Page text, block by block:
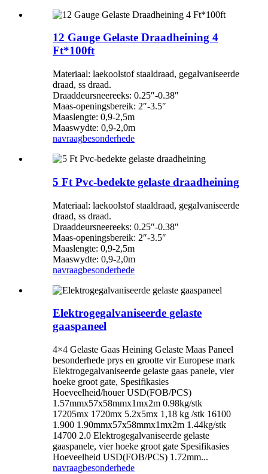
12 Gauge Gelaste Draadheining 4
Ft*100ft
Materiaal: laekoolstof staaldraad, gegalvaniseerde
draad, ss draad.
Draaddeursneereeks: 0.25″-0.38″
Maas-openingsbereik: 2″-3.5″
Maaslengte: 0,9-2,5m
Maaswydte: 0,9-2,0m
navraagbesonderhede
5 Ft Pvc-bedekte gelaste draadheining
Materiaal: laekoolstof staaldraad, gegalvaniseerde
draad, ss draad.
Draaddeursneereeks: 0.25″-0.38″
Maas-openingsbereik: 2″-3.5″
Maaslengte: 0,9-2,5m
Maaswydte: 0,9-2,0m
navraagbesonderhede
Elektrogegalvaniseerde gelaste
gaaspaneel
4×4 Gelaste Gaas Heining Gelaste Maas Paneel
besonderhede prys en grootte vir Europese mark
Elektrogegalvaniseerde gelaste gaas panele, vier
hoeke groot gate, Spesifikasies
Hoeveelheid/houer USD(FOB/PCS)
1.57mmx57x58mmx1mx2m 0.98kg/stk
17205mx 1720mx 5.2x5mx 1,18 kg /stk 16100
1.900 1.90mmx57x58mmx1mx2m 1.44kg/stk
14700 2.0 Elektrogegalvaniseerde gelaste
gaaspanele, vier hoeke groot gate Spesifikasies
Hoeveelheid USD(FOB/PCS) 1.72mm...
navraagbesonderhede